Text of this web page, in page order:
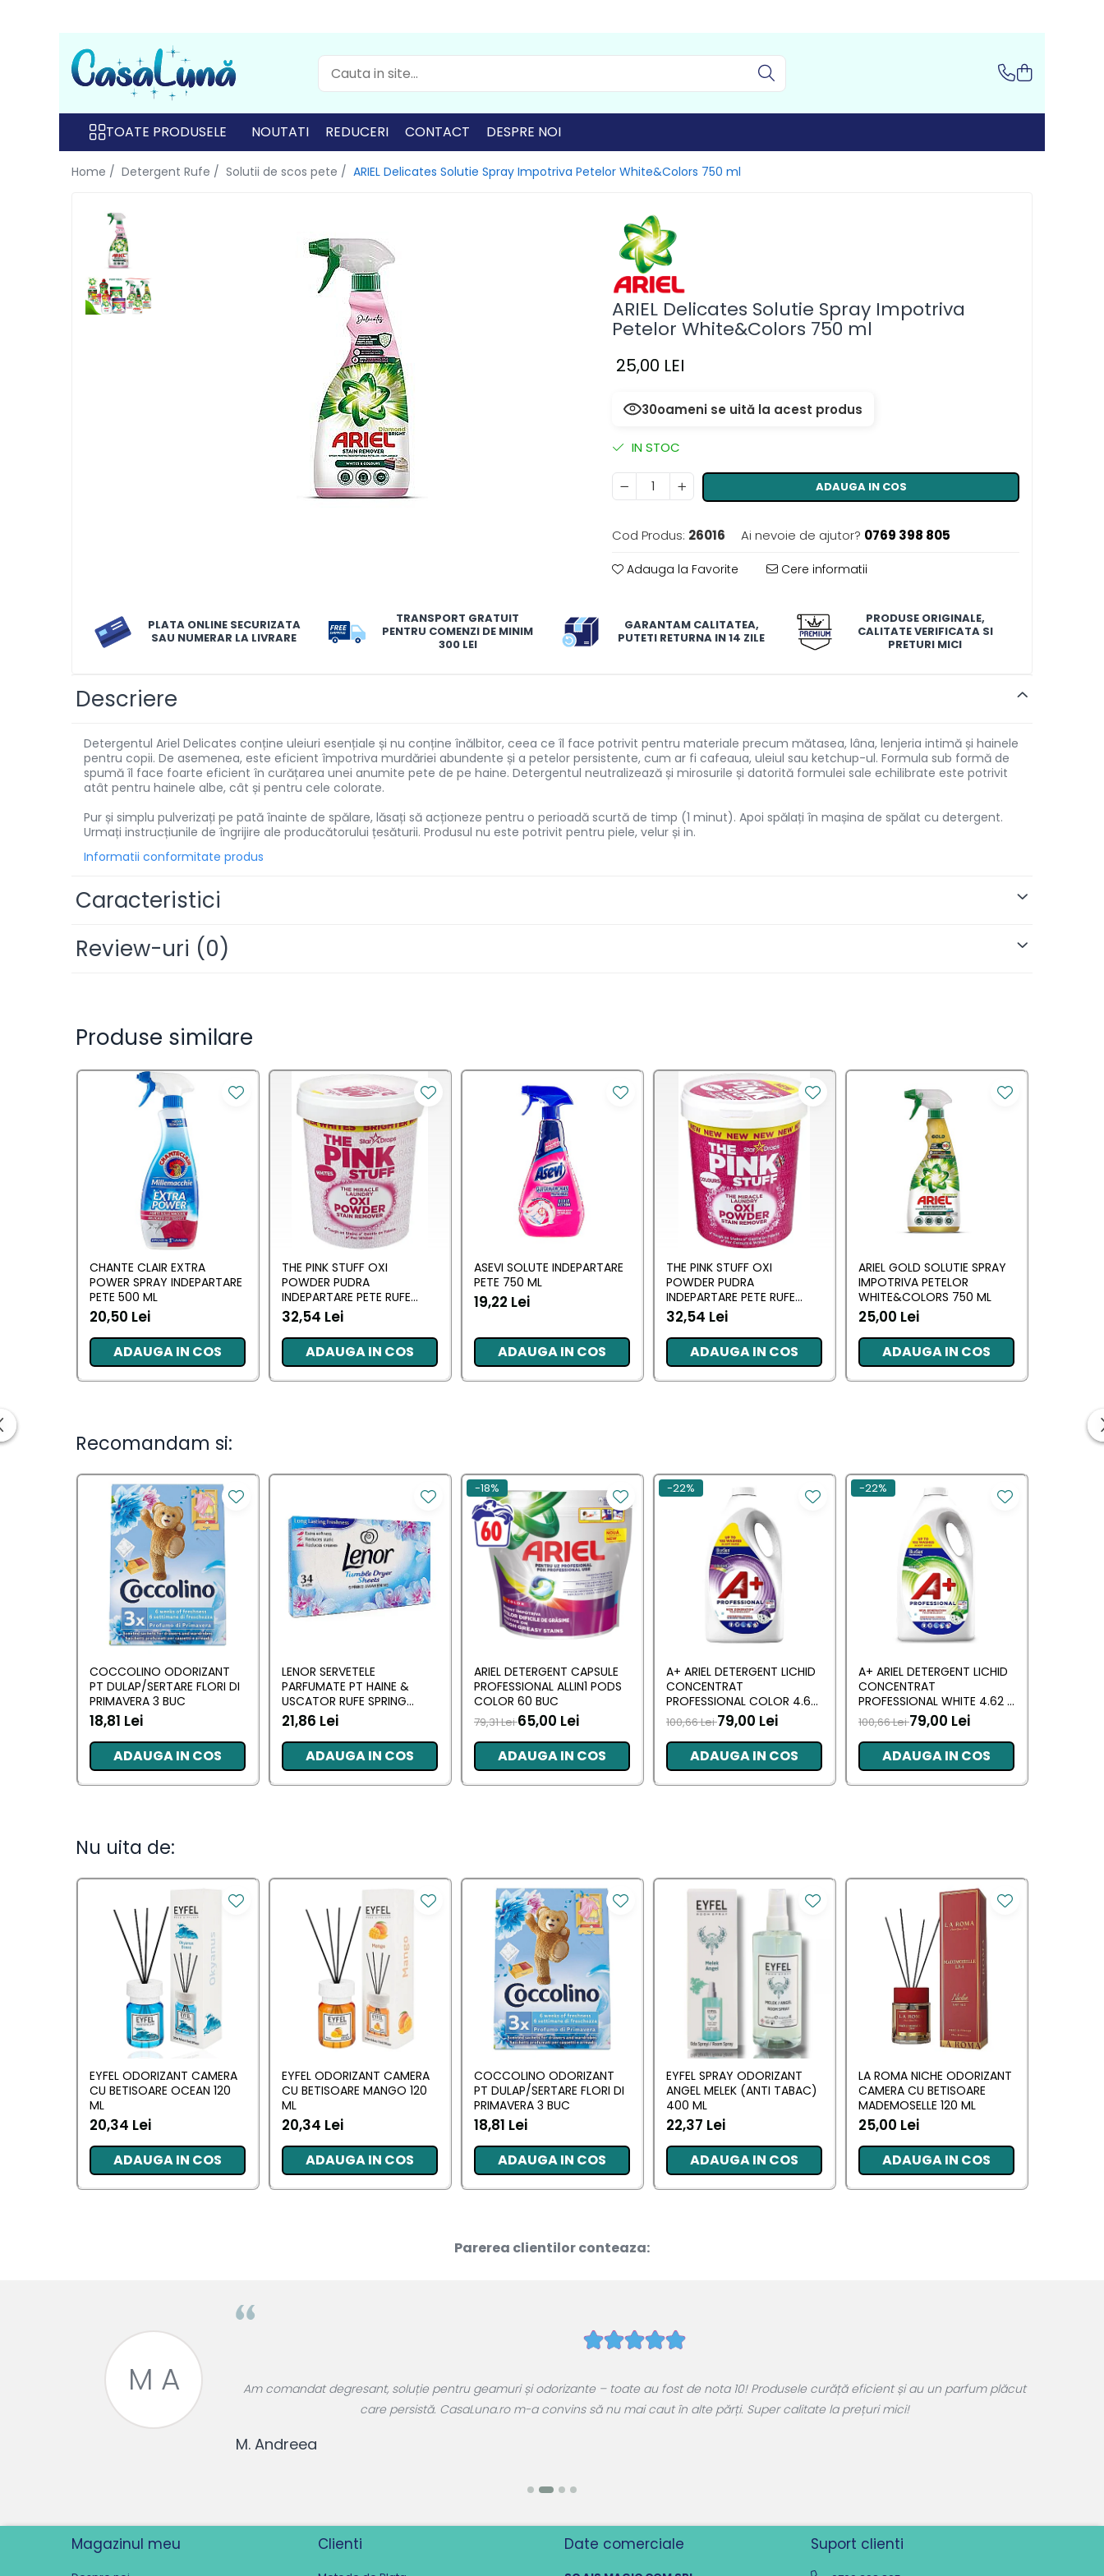
Toate Produsele
Gamma D'ORO
Gamma D'ORO
Gamma D'ORO Odorizant Cu
Betisoare 120 ml
EYFEL Odorizant Auto 10 ml
EYFEL Odorizant Camera cu
Betisoare 120 ml
Detergent lichid
Parfum de rufe
Solutii de scos pete
Tablete & Capsule
Produse Dezinfectante-
Antibacteriene
Servetele Umede Multisuprfete
Ingrijire Personala
Deo Incaltaminte
Ingrijire intima
Sapunuri
Spuma de baie
Ingrijirea parului
Fixativ si spuma de par
Masca & Gel de par
Servetele Umede & Uscate
Ingrijire copii
Cosmetice copii
Odorizante
Lumanari Parfumate
Deodorante & Parfumuri
Deodorante &
Casete cadou
Casete cadou
TOATE PRODUSELE NOUTATI REDUCERI CONTACT DESPRE NOI
Home / Detergent Rufe / Solutii de scos pete / ARIEL Delicates Solutie Spray Impotriva Petelor White&Colors 750 ml
ARIEL Delicates Solutie Spray Impotriva
Petelor White&Colors 750 ml
25,00 LEI
30oameni se uită la acest produs
IN STOC
ADAUGA IN COS
Cod Produs: 26016 Ai nevoie de ajutor? 0769 398 805
Adauga la Favorite Cere informatii
PLATA ONLINE SECURIZATA
SAU NUMERAR LA LIVRARE
TRANSPORT GRATUIT
PENTRU COMENZI DE MINIM
300 LEI
GARANTAM CALITATEA,
PUTETI RETURNA IN 14 ZILE
PRODUSE ORIGINALE,
CALITATE VERIFICATA SI
PRETURI MICI
Descriere
Detergentul Ariel Delicates conține uleiuri esențiale și nu conține înălbitor, ceea ce îl face potrivit pentru materiale precum mătasea, lâna, lenjeria intimă și hainele
pentru copii. De asemenea, este eficient împotriva murdăriei abundente și a petelor persistente, cum ar fi cafeaua, uleiul sau ketchup-ul. Formula sub formă de
spumă îl face foarte eficient în curățarea unei anumite pete de pe haine. Detergentul neutralizează și mirosurile și datorită formulei sale echilibrate este potrivit
atât pentru hainele albe, cât și pentru cele colorate.
Pur și simplu pulverizați pe pată înainte de spălare, lăsați să acționeze pentru o perioadă scurtă de timp (1 minut). Apoi spălați în mașina de spălat cu detergent.
Urmați instrucțiunile de îngrijire ale producătorului țesăturii. Produsul nu este potrivit pentru piele, velur și in.
Informatii conformitate produs
Caracteristici
Review-uri (0)
Produse similare
CHANTE CLAIR EXTRA
POWER SPRAY INDEPARTARE
PETE 500 ML
20,50 Lei
ADAUGA IN COS
THE PINK STUFF OXI
POWDER PUDRA
INDEPARTARE PETE RUFE
ALBE 1 KG
32,54 Lei
ADAUGA IN COS
ASEVI SOLUTE INDEPARTARE
PETE 750 ML
19,22 Lei
ADAUGA IN COS
THE PINK STUFF OXI
POWDER PUDRA
INDEPARTARE PETE RUFE
COLOR 1 KG
32,54 Lei
ADAUGA IN COS
ARIEL GOLD SOLUTIE SPRAY
IMPOTRIVA PETELOR
WHITE&COLORS 750 ML
25,00 Lei
ADAUGA IN COS
Recomandam si:
COCCOLINO ODORIZANT
PT DULAP/SERTARE FLORI DI
PRIMAVERA 3 BUC
18,81 Lei
ADAUGA IN COS
LENOR SERVETELE
PARFUMATE PT HAINE &
USCATOR RUFE SPRING
AWAKENING 34 BUC
21,86 Lei
ADAUGA IN COS
-18%
ARIEL DETERGENT CAPSULE
PROFESSIONAL ALLIN1 PODS
COLOR 60 BUC
79,31 Lei65,00 Lei
ADAUGA IN COS
-22%
A+ ARIEL DETERGENT LICHID
CONCENTRAT
PROFESSIONAL COLOR 4.62
L (102 SPALARI)
100,66 Lei79,00 Lei
ADAUGA IN COS
-22%
A+ ARIEL DETERGENT LICHID
CONCENTRAT
PROFESSIONAL WHITE 4.62 L
(102 SPALARI)
100,66 Lei79,00 Lei
ADAUGA IN COS
Nu uita de:
EYFEL ODORIZANT CAMERA
CU BETISOARE OCEAN 120
ML
20,34 Lei
ADAUGA IN COS
EYFEL ODORIZANT CAMERA
CU BETISOARE MANGO 120
ML
20,34 Lei
ADAUGA IN COS
COCCOLINO ODORIZANT
PT DULAP/SERTARE FLORI DI
PRIMAVERA 3 BUC
18,81 Lei
ADAUGA IN COS
EYFEL SPRAY ODORIZANT
ANGEL MELEK (ANTI TABAC)
400 ML
22,37 Lei
ADAUGA IN COS
LA ROMA NICHE ODORIZANT
CAMERA CU BETISOARE
MADEMOSELLE 120 ML
25,00 Lei
ADAUGA IN COS
Parerea clientilor conteaza:
M A
M. Andreea
Am comandat degresant, soluție pentru geamuri și odorizante – toate au fost de nota 10! Produsele curăță eficient și au un parfum plăcut
care persistă. CasaLuna.ro m-a convins să nu mai caut în alte părți. Super calitate la prețuri mici!
Magazinul meu Clienti Date comerciale Suport clienti